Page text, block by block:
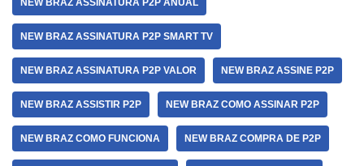
NEW BRAZ ASSINATURA P2P ANUAL
NEW BRAZ ASSINATURA P2P SMART TV
NEW BRAZ ASSINATURA P2P VALOR NEW BRAZ ASSINE P2P
NEW BRAZ ASSISTIR P2P NEW BRAZ COMO ASSINAR P2P
NEW BRAZ COMO FUNCIONA NEW BRAZ COMPRA DE P2P